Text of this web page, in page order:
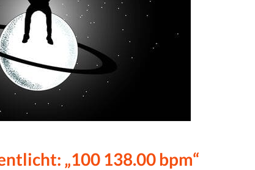
„100 138.00 bpm“